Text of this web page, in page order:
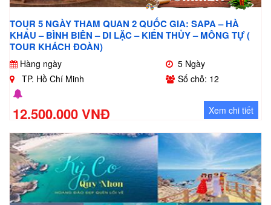
TOUR 5 NGÀY THAM QUAN 2 QUỐC GIA: SAPA – HÀ
KHẨU – BÌNH BIÊN – DI LẶC – KIẾN THỦY – MÔNG TỰ (
TOUR KHÁCH ĐOÀN)
Hàng ngày
5 Ngày
TP. Hồ Chí Minh
Số chỗ: 12
12.500.000 VNĐ Xem chi tiết